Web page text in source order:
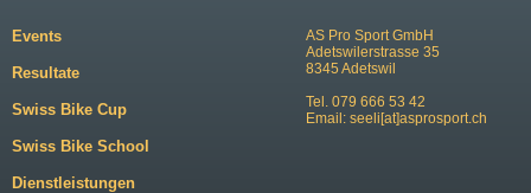
AS Pro Sport GmbH
Adetswilerstrasse 35
8345 Adetswil
Tel. 079 666 53 42
Email: seeli[at]asprosport.ch
Events
Resultate
Swiss Bike Cup
Swiss Bike School
Dienstleistungen